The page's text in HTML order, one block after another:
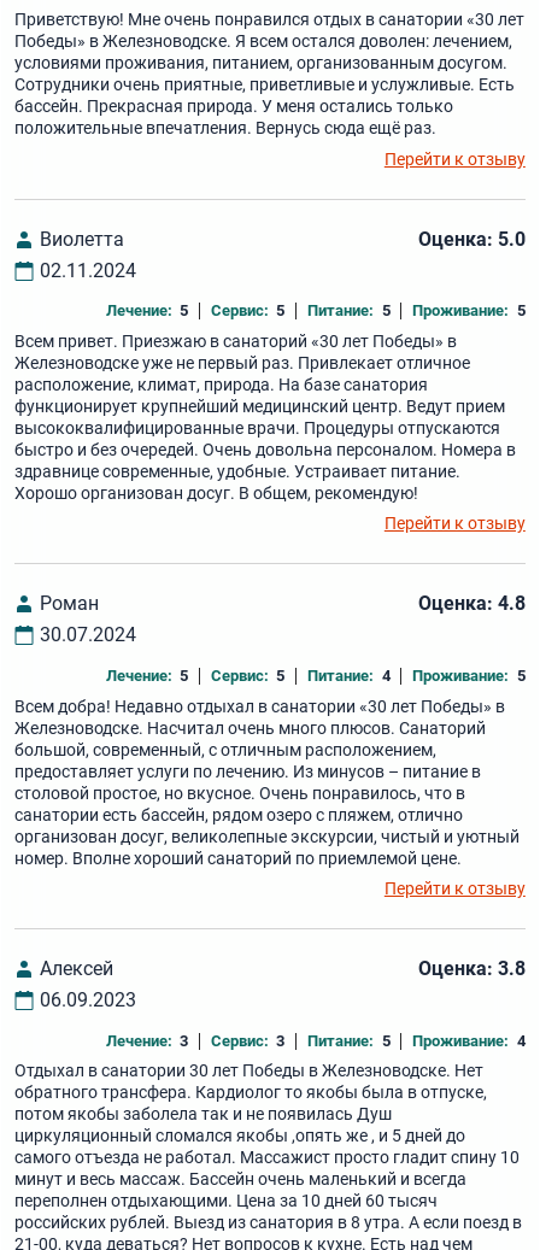
Приветствую! Мне очень понравился отдых в санатории «30 лет
Победы» в Железноводске. Я всем остался доволен: лечением,
условиями проживания, питанием, организованным досугом.
Сотрудники очень приятные, приветливые и услужливые. Есть
бассейн. Прекрасная природа. У меня остались только
положительные впечатления. Вернусь сюда ещё раз.
Перейти к отзыву
Виолетта
02.11.2024
Оценка: 5.0
Лечение: 5 Сервис: 5 Питание: 5 Проживание: 5
Всем привет. Приезжаю в санаторий «30 лет Победы» в
Железноводске уже не первый раз. Привлекает отличное
расположение, климат, природа. На базе санатория
функционирует крупнейший медицинский центр. Ведут прием
высококвалифицированные врачи. Процедуры отпускаются
быстро и без очередей. Очень довольна персоналом. Номера в
здравнице современные, удобные. Устраивает питание.
Хорошо организован досуг. В общем, рекомендую!
Перейти к отзыву
Роман
30.07.2024
Оценка: 4.8
Лечение: 5 Сервис: 5 Питание: 4 Проживание: 5
Всем добра! Недавно отдыхал в санатории «30 лет Победы» в
Железноводске. Насчитал очень много плюсов. Санаторий
большой, современный, с отличным расположением,
предоставляет услуги по лечению. Из минусов – питание в
столовой простое, но вкусное. Очень понравилось, что в
санатории есть бассейн, рядом озеро с пляжем, отлично
организован досуг, великолепные экскурсии, чистый и уютный
номер. Вполне хороший санаторий по приемлемой цене.
Перейти к отзыву
Алексей
06.09.2023
Оценка: 3.8
Лечение: 3 Сервис: 3 Питание: 5 Проживание: 4
Отдыхал в санатории 30 лет Победы в Железноводске. Нет
обратного трансфера. Кардиолог то якобы была в отпуске,
потом якобы заболела так и не появилась Душ
циркуляционный сломался якобы ,опять же , и 5 дней до
самого отъезда не работал. Массажист просто гладит спину 10
минут и весь массаж. Бассейн очень маленький и всегда
переполнен отдыхающими. Цена за 10 дней 60 тысяч
российских рублей. Выезд из санатория в 8 утра. А если поезд в
21-00, куда деваться? Нет вопросов к кухне. Есть над чем